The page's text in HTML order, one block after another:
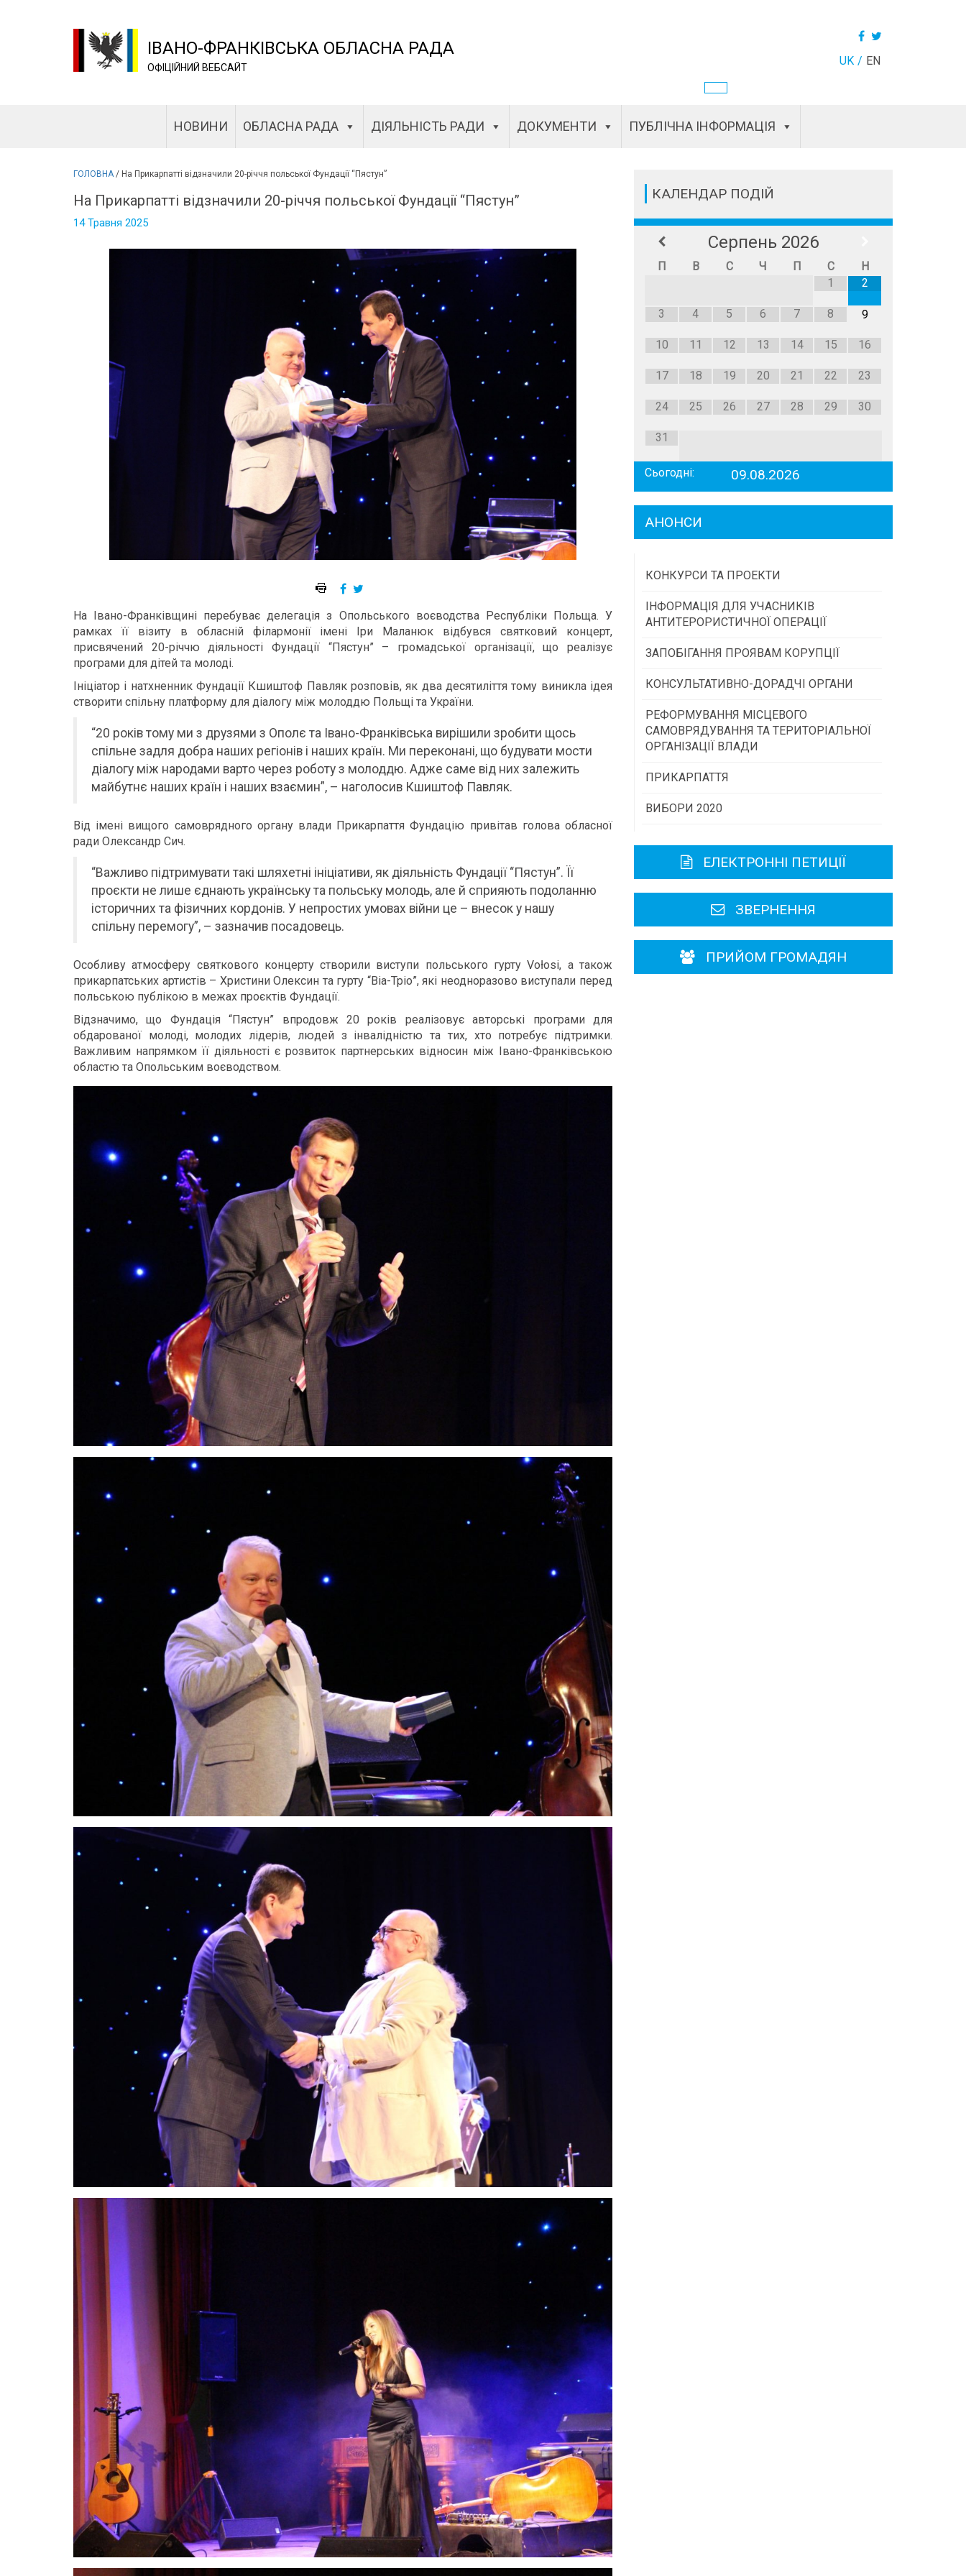
ІВАНО-ФРАНКІВСЬКА ОБЛАСНА РАДА
ОФІЦІЙНИЙ ВЕБСАЙТ UK EN
НОВИНИ ОБЛАСНА РАДА ДІЯЛЬНІСТЬ РАДИ ДОКУМЕНТИ ПУБЛІЧНА ІНФОРМАЦІЯ
ГОЛОВНА/ На Прикарпатті відзначили 20-річчя польської Фундації “Пястун”
На Прикарпатті відзначили 20-річчя польської Фундації “Пястун”
14 Травня 2025
На Івано-Франківщині перебуває делегація з Опольського воєводства Республіки Польща. У
рамках її візиту в обласній філармонії імені Іри Маланюк відбувся святковий концерт,
присвячений 20-річчю діяльності Фундації “Пястун” – громадської організації, що реалізує
програми для дітей та молоді.
Ініціатор і натхненник Фундації Кшиштоф Павляк розповів, як два десятиліття тому виникла ідея
створити спільну платформу для діалогу між молоддю Польщі та України.
“20 років тому ми з друзями з Ополє та Івано-Франківська вирішили зробити щось
спільне задля добра наших регіонів і наших країн. Ми переконані, що будувати мости
діалогу між народами варто через роботу з молоддю. Адже саме від них залежить
майбутнє наших країн і наших взаємин”, – наголосив Кшиштоф Павляк.
Від імені вищого самоврядного органу влади Прикарпаття Фундацію привітав голова обласної
ради Олександр Сич.
“Важливо підтримувати такі шляхетні ініціативи, як діяльність Фундації “Пястун”. Її
проєкти не лише єднають українську та польську молодь, але й сприяють подоланню
історичних та фізичних кордонів. У непростих умовах війни це – внесок у нашу
спільну перемогу”, – зазначив посадовець.
Особливу атмосферу святкового концерту створили виступи польського гурту Vołosi, а також
прикарпатських артистів – Христини Олексин та гурту “Віа-Тріо”, які неодноразово виступали перед
польською публікою в межах проєктів Фундації.
Відзначимо, що Фундація “Пястун” впродовж 20 років реалізовує авторські програми для
обдарованої молоді, молодих лідерів, людей з інвалідністю та тих, хто потребує підтримки.
Важливим напрямком її діяльності є розвиток партнерських відносин між Івано-Франківською
областю та Опольським воєводством.
КАЛЕНДАР ПОДІЙ
Серпень 2026
П В С Ч П С
Н
1
2
3 4 5 6 7 8 9
10 11 12 13 14 15 16
17 18 19 20 21 22 23
24 25 26 27 28 29 30
31
Сьогодні: 09.08.2026
АНОНСИ
КОНКУРСИ ТА ПРОЕКТИ
Конкурс проектів та програм місцевого
самоврядування
суспільства
Програми/конкурси МТД
ІНФОРМАЦІЯ ДЛЯ УЧАСНИКІВ
АНТИТЕРОРИСТИЧНОЇ ОПЕРАЦІЇ
ЗАПОБІГАННЯ ПРОЯВАМ КОРУПЦІЇ
КОНСУЛЬТАТИВНО-ДОРАДЧІ ОРГАНИ
Консультативна рада
РЕФОРМУВАННЯ МІСЦЕВОГО
САМОВРЯДУВАННЯ ТА ТЕРИТОРІАЛЬНОЇ
ОРГАНІЗАЦІЇ ВЛАДИ
ПРИКАРПАТТЯ
Історична довідка
Карта області
Районні, міські ради
ВИБОРИ 2020
ЕЛЕКТРОННІ ПЕТИЦІЇ
ЗВЕРНЕННЯ
ПРИЙОМ ГРОМАДЯН